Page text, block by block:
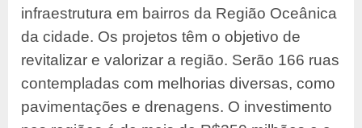
infraestrutura em bairros da Região Oceânica
da cidade. Os projetos têm o objetivo de
revitalizar e valorizar a região. Serão 166 ruas
contempladas com melhorias diversas, como
pavimentações e drenagens. O investimento